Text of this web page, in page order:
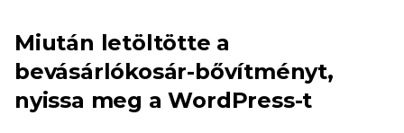
Miután letöltötte a
bevásárlókosár-bővítményt,
nyissa meg a WordPress-t